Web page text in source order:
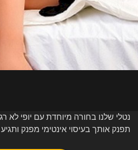
נטלי שלנו בחורה מיוחדת עם יופי לא
תפנק אותך בעיסוי אינטימי מפנק